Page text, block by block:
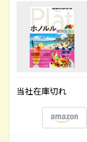
当社在庫切れ